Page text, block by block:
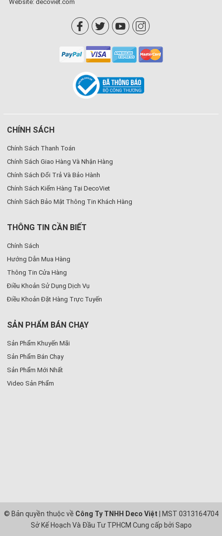
Website: decoviet.com
CHÍNH SÁCH
Chính Sách Thanh Toán
Chính Sách Giao Hàng Và Nhận Hàng
Chính Sách Đổi Trả Và Bảo Hành
Chính Sách Kiểm Hàng Tại DecoViet
Chính Sách Bảo Mật Thông Tin Khách Hàng
THÔNG TIN CẦN BIẾT
Chính Sách
Hướng Dẫn Mua Hàng
Thông Tin Cửa Hàng
Điều Khoản Sử Dụng Dịch Vụ
Điều Khoản Đặt Hàng Trực Tuyến
SẢN PHẨM BÁN CHẠY
Sản Phẩm Khuyến Mãi
Sản Phẩm Bán Chạy
Sản Phẩm Mới Nhất
Video Sản Phẩm
© Bản quyền thuộc về Công Ty TNHH Deco Việt | MST 0313164704
Sở Kế Hoạch Và Đầu Tư TPHCM Cung cấp bởi Sapo